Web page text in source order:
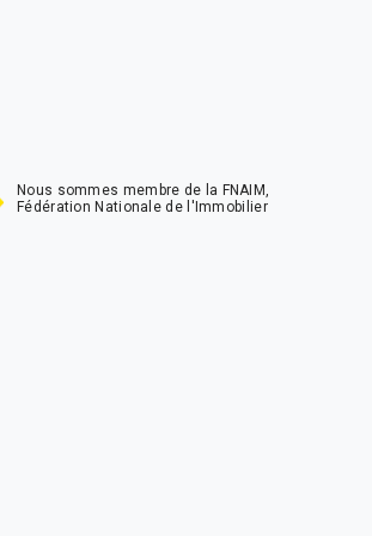
Nous sommes membre de la FNAIM,
Fédération Nationale de l'Immobilier